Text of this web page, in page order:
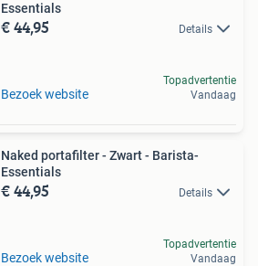
Essentials
€ 44,95 Details
Bezoek website
Topadvertentie
Vandaag
Naked portafilter - Zwart - Barista-
Essentials
€ 44,95 Details
Bezoek website
Topadvertentie
Vandaag